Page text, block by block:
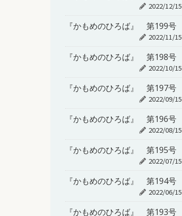
2022/12/15
『かもめのひろば』 第199号
2022/11/15
『かもめのひろば』 第198号
2022/10/15
『かもめのひろば』 第197号
2022/09/15
『かもめのひろば』 第196号
2022/08/15
『かもめのひろば』 第195号
2022/07/15
『かもめのひろば』 第194号
2022/06/15
『かもめのひろば』 第193号